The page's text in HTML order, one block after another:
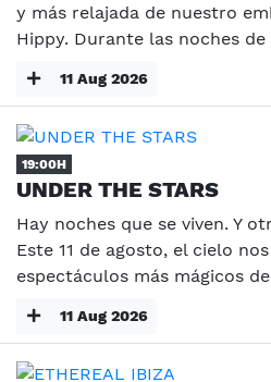
y más relajada de nuestro
Hippy. Durante las noches de
11 Aug 2026
19:00H
UNDER THE STARS
Hay noches que se viven. Y
Este 11 de agosto, el cielo
espectáculos más mágicos
11 Aug 2026